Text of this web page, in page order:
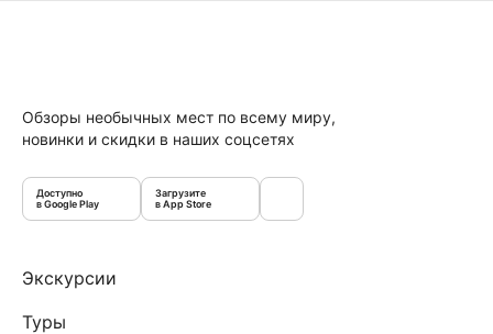
Обзоры необычных мест по всему миру,
новинки и скидки в наших соцсетях
Доступно
в Google Play
Загрузите
в App Store
Экскурсии
Туры